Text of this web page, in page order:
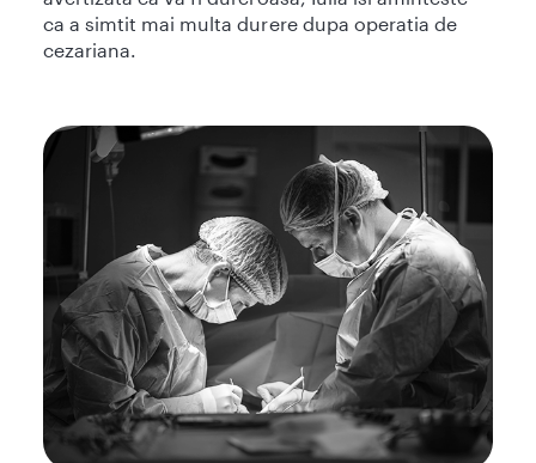
ca a simtit mai multa durere dupa operatia de
cezariana.